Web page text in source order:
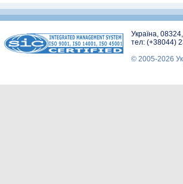
Україна,
тел: (+38044)
© 2005-2026